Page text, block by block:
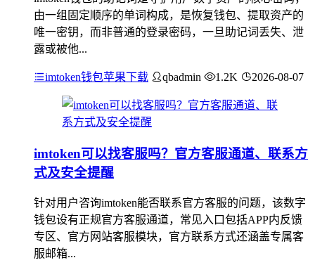
由一组固定顺序的单词构成，是恢复钱包、提取资产的
唯一密钥，而非普通的登录密码，一旦助记词丢失、泄
露或被他...
imtoken钱包苹果下载 qbadmin 1.2K 2026-08-07
imtoken可以找客服吗？官方客服通道、联系方
式及安全提醒
针对用户咨询imtoken能否联系官方客服的问题，该数字
钱包设有正规官方客服通道，常见入口包括APP内反馈
专区、官方网站客服模块，官方联系方式还涵盖专属客
服邮箱...